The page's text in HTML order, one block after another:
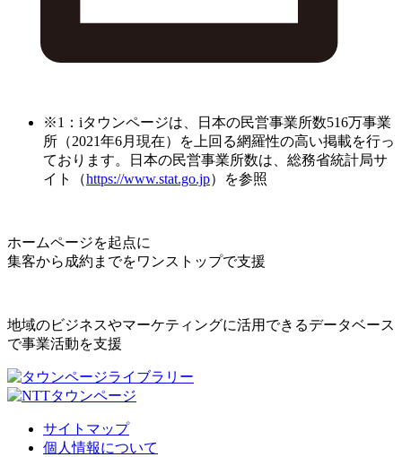
※1：iタウンページは、日本の民営事業所数516万事業
所（2021年6月現在）を上回る網羅性の高い掲載を行っ
ております。日本の民営事業所数は、総務省統計局サ
イト（https://www.stat.go.jp）を参照
ホームページを起点に
集客から成約までをワンストップで支援
地域のビジネスやマーケティングに活用できるデータベース
で事業活動を支援
サイトマップ
個人情報について